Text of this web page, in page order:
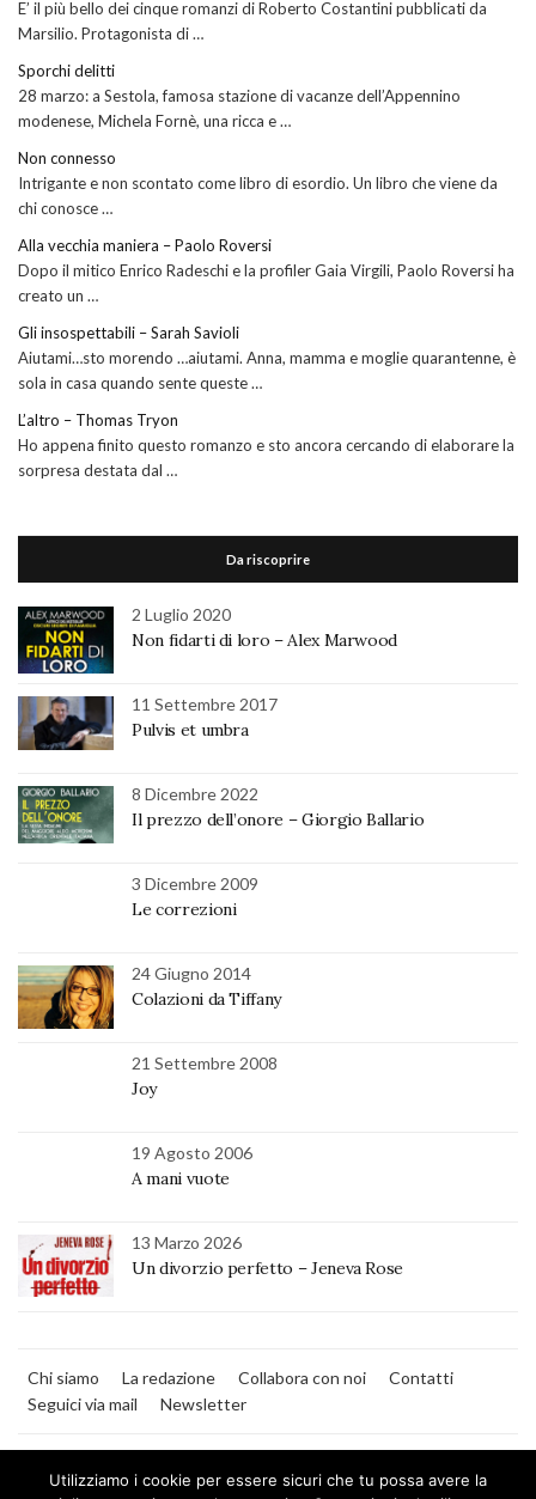
E’ il più bello dei cinque romanzi di Roberto Costantini pubblicati da
Marsilio. Protagonista di …
Sporchi delitti
28 marzo: a Sestola, famosa stazione di vacanze dell’Appennino
modenese, Michela Fornè, una ricca e …
Non connesso
Intrigante e non scontato come libro di esordio. Un libro che viene da
chi conosce …
Alla vecchia maniera – Paolo Roversi
Dopo il mitico Enrico Radeschi e la profiler Gaia Virgili, Paolo Roversi ha
creato un …
Gli insospettabili – Sarah Savioli
Aiutami…sto morendo …aiutami. Anna, mamma e moglie quarantenne, è
sola in casa quando sente queste …
L’altro – Thomas Tryon
Ho appena finito questo romanzo e sto ancora cercando di elaborare la
sorpresa destata dal …
Da riscoprire
2 Luglio 2020
Non fidarti di loro – Alex Marwood
11 Settembre 2017
Pulvis et umbra
8 Dicembre 2022
Il prezzo dell’onore – Giorgio Ballario
3 Dicembre 2009
Le correzioni
24 Giugno 2014
Colazioni da Tiffany
21 Settembre 2008
Joy
19 Agosto 2006
A mani vuote
13 Marzo 2026
Un divorzio perfetto – Jeneva Rose
Chi siamo La redazione Collabora con noi
Contatti
Seguici via mail
Newsletter
Utilizziamo i cookie per essere sicuri che tu possa avere la